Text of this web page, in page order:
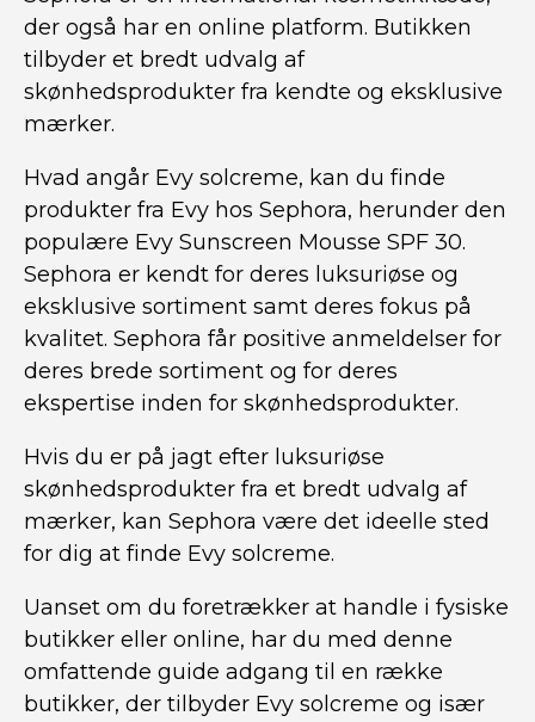
der også har en online platform. Butikken
tilbyder et bredt udvalg af
skønhedsprodukter fra kendte og eksklusive
mærker.
Hvad angår Evy solcreme, kan du finde
produkter fra Evy hos Sephora, herunder den
populære Evy Sunscreen Mousse SPF 30.
Sephora er kendt for deres luksuriøse og
eksklusive sortiment samt deres fokus på
kvalitet. Sephora får positive anmeldelser for
deres brede sortiment og for deres
ekspertise inden for skønhedsprodukter.
Hvis du er på jagt efter luksuriøse
skønhedsprodukter fra et bredt udvalg af
mærker, kan Sephora være det ideelle sted
for dig at finde Evy solcreme.
Uanset om du foretrækker at handle i fysiske
butikker eller online, har du med denne
omfattende guide adgang til en række
butikker, der tilbyder Evy solcreme og især